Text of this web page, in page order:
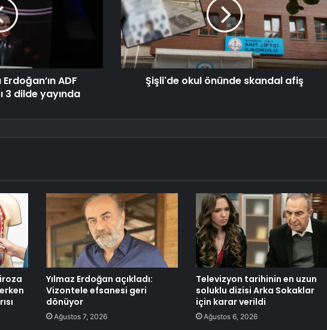
ADF
3 dilde yayında
Şişli'de okul önünde skandal afiş
Yılmaz Erdoğan açıkladı:
Vizontele efsanesi geri
dönüyor
Ağustos 7, 2026
Televizyon tarihinin en uzun
soluklu dizisi Arka Sokaklar
için karar verildi
Ağustos 6, 2026